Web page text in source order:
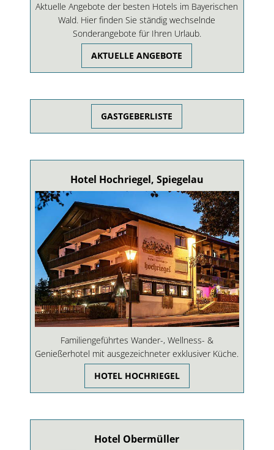
Aktuelle Angebote der besten Hotels im Bayerischen
Wald. Hier finden Sie ständig wechselnde
Sonderangebote für Ihren Urlaub.
AKTUELLE ANGEBOTE
GASTGEBERLISTE
Hotel Hochriegel, Spiegelau
Familiengeführtes Wander-, Wellness- &
Genießerhotel mit ausgezeichneter exklusiver Küche.
HOTEL HOCHRIEGEL
Hotel Obermüller